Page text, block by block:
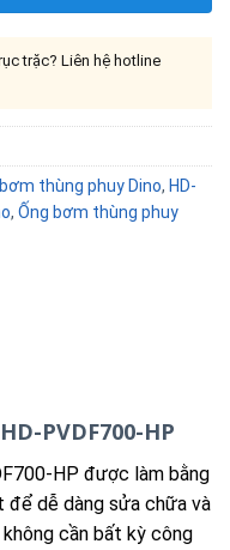
trặc? Liên hệ hotline
bơm thùng phuy Dino, HD-
, Ống bơm thùng phuy
PVDF700-HP
HP được làm bằng
để dễ dàng sửa chữa và
cần bất kỳ công